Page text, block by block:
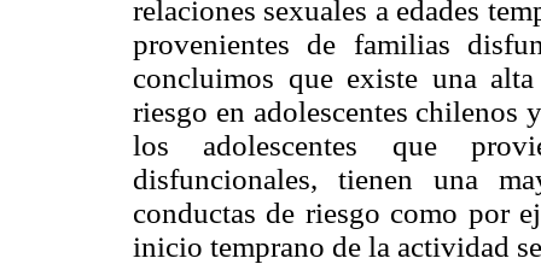
relaciones sexuales a edades
provenientes de familias
concluimos que existe una
riesgo en adolescentes chilenos
los adolescentes que
disfuncionales, tienen una
conductas de riesgo como por
inicio temprano de la actividad